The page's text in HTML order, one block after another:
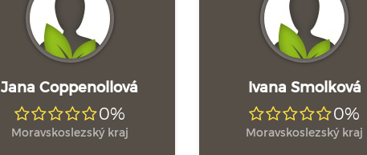
Jana Coppenollová
0%
Moravskoslezský kraj
Ivana Smolková
0%
Moravskoslezský kraj